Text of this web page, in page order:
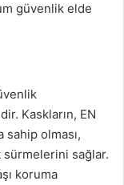
güvenlik elde
Kaskların, EN
olması,
sürmelerini sağlar.
koruma